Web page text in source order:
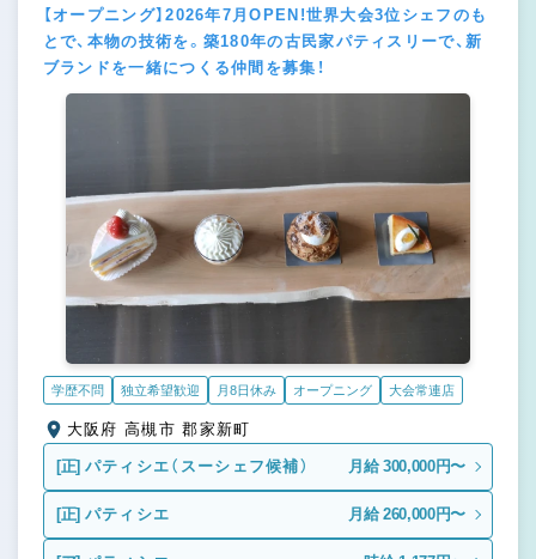
【オープニング】2026年7月OPEN!世界大会3位シェフのも
とで、本物の技術を。築180年の古民家パティスリーで、新
ブランドを一緒につくる仲間を募集！
学歴不問 独立希望歓迎 月8日休み オープニング 大会常連店
大阪府 高槻市 郡家新町
[正] パティシエ（スーシェフ候補） 月給 300,000円〜
[正] パティシエ 月給 260,000円〜